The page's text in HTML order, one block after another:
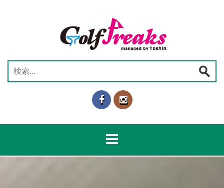
検
索: